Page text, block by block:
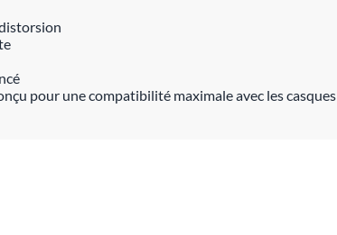
pour une compatibilité maximale avec les casques